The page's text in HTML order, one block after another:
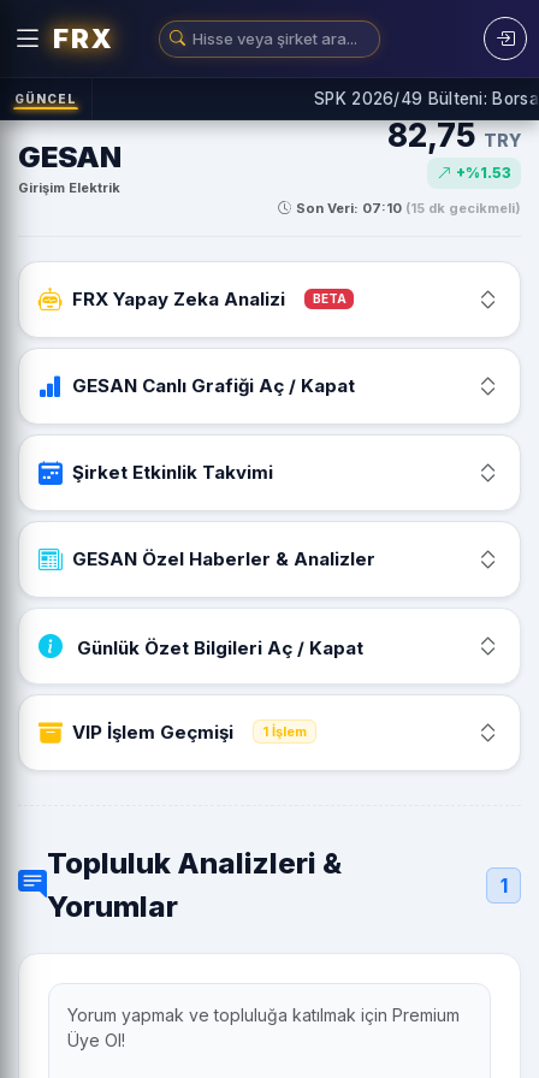
FRX
GÜNCEL SPK 2026/49 Bülteni:
GESAN
Girişim Elektrik
82,75TRY
+%1.53
Son Veri: 07:10 (15 dk gecikmeli)
FRX Yapay Zeka Analizi BETA
GESAN Canlı Grafiği Aç / Kapat
Şirket Etkinlik Takvimi
GESAN Özel Haberler & Analizler
Günlük Özet Bilgileri Aç / Kapat
VIP İşlem Geçmişi 1 İşlem
Topluluk Analizleri &
Yorumlar
1